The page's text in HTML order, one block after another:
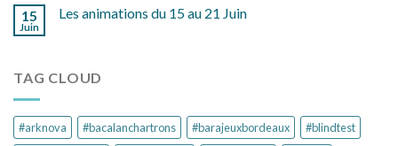
15
Juin
Les animations du 15 au 21 Juin
TAG CLOUD
#arknova #bacalanchartrons #barajeuxbordeaux
#blindtest